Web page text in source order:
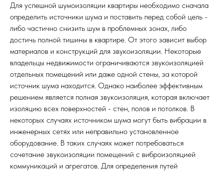
Для успешной шумоизоляции квартиры необходимо сначала
определить источники шума и поставить перед собой цель -
либо частично снизить шум в проблемных зонах, либо
достичь полной тишины в квартире. От этого зависит выбор
материалов и конструкций для звукоизоляции. Некоторые
владельцы недвижимости ограничиваются звукоизоляцией
отдельных помещений или даже одной стены, за которой
источник шума находится. Однако наиболее эффективным
решением является полная звукоизоляция, которая включает
изоляцию всех поверхностей - стен, полов и потолков. В
некоторых случаях источником шума могут быть вибрации в
инженерных сетях или неправильно установленное
оборудование. В таких случаях может потребоваться
сочетание звукоизоляции помещений с виброизоляцией
коммуникаций и агрегатов. Для определения путей